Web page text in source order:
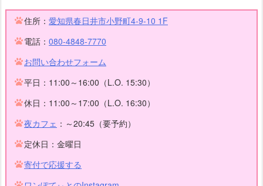
住所： 愛知県春日井市小野町4-9-10 1F
電話： 080-4848-7770
お問い合わせフォーム
平日：11:00～16:00（L.O. 15:30）
休日：11:00～17:00（L.O. 16:30）
夜カフェ ：～20:45（要予約）
定休日：金曜日
寄付で応援する